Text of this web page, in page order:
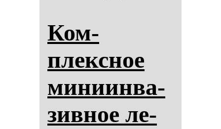
Ком­
плексное
ми­ни­ин­ва­
зив­ное ле­